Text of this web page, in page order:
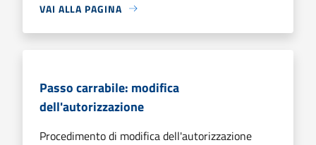
VAI ALLA PAGINA
Passo carrabile: modifica
dell'autorizzazione
Procedimento di modifica dell'autorizzazione